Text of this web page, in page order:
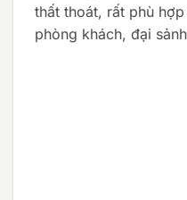
thất thoát, rất phù
phòng khách, đại